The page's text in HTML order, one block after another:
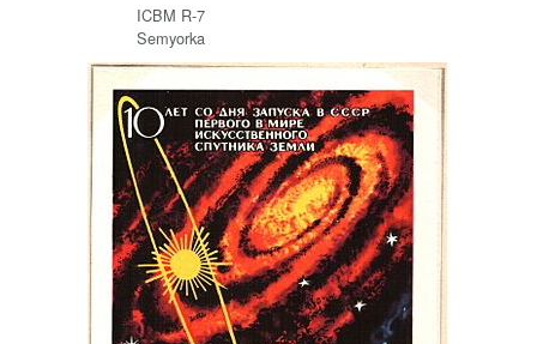
ICBM R-7
Semyorka